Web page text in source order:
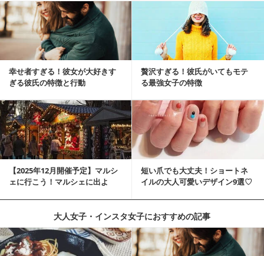
幸せ者すぎる！彼女が大好きす
ぎる彼氏の特徴と行動
贅沢すぎる！彼氏がいてもモテ
る最強女子の特徴
【2025年12月開催予定】マルシ
ェに行こう！マルシェに出よ
短い爪でも大丈夫！ショートネ
イルの大人可愛いデザイン9選♡
大人女子・インスタ女子におすすめの記事